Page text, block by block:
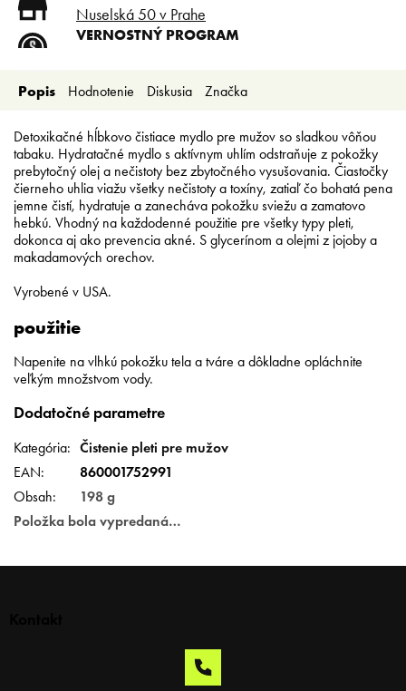
Nuselská 50 v Prahe
VERNOSTNÝ PROGRAM
Doprava zadarmo od 80 €
Nízke ceny pre holičov a
kaderníkov
Popis Hodnotenie Diskusia Značka
Detoxikačné hĺbkovo čistiace mydlo pre mužov so sladkou vôňou
tabaku. Hydratačné mydlo s aktívnym uhlím odstraňuje z pokožky
prebytočný olej a nečistoty bez zbytočného vysušovania. Čiastočky
čierneho uhlia viažu všetky nečistoty a toxíny, zatiaľ čo bohatá pena
jemne čistí, hydratuje a zanecháva pokožku sviežu a zamatovo
hebkú. Vhodný na každodenné použitie pre všetky typy pleti,
dokonca aj ako prevencia akné. S glycerínom a olejmi z jojoby a
makadamových orechov.
Vyrobené v USA.
použitie
Napenite na vlhkú pokožku tela a tváre a dôkladne opláchnite
veľkým množstvom vody.
Dodatočné parametre
Kategória: Čistenie pleti pre mužov
EAN:
860001752991
Obsah:
198 g
Položka bola vypredaná…